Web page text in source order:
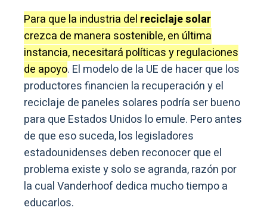
Para que la industria del reciclaje solar
crezca de manera sostenible, en última
instancia, necesitará políticas y regulaciones
de apoyo. El modelo de la UE de hacer que los
productores financien la recuperación y el
reciclaje de paneles solares podría ser bueno
para que Estados Unidos lo emule. Pero antes
de que eso suceda, los legisladores
estadounidenses deben reconocer que el
problema existe y solo se agranda, razón por
la cual Vanderhoof dedica mucho tiempo a
educarlos.